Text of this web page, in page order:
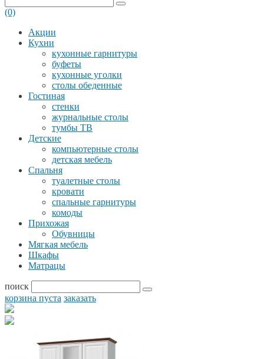
(0)
Акции
Кухни
кухонные гарнитуры
буфеты
кухонные уголки
столы обеденные
Гостиная
стенки
журнальные столы
тумбы ТВ
Детские
компьютерные столы
детская мебель
Спальня
туалетные столы
кровати
спальные гарнитуры
комоды
Прихожая
Обувницы
Мягкая мебель
Шкафы
Матрацы
поиск
корзина пуста заказать